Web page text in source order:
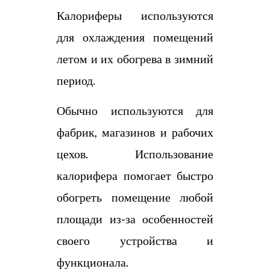
Калориферы используются
для охлаждения помещений
летом и их обогрева в зимний
период.
Обычно используются для
фабрик, магазинов и рабочих
цехов. Использование
калорифера помогает быстро
обогреть помещение любой
площади из-за особенностей
своего устройства и
функционала.